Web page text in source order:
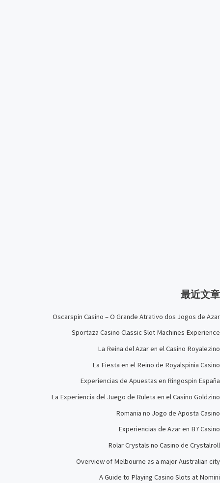
最近文章
Oscarspin Casino – O Grande Atrativo dos Jogos de Azar
Sportaza Casino Classic Slot Machines Experience
La Reina del Azar en el Casino Royalezino
La Fiesta en el Reino de Royalspinia Casino
Experiencias de Apuestas en Ringospin España
La Experiencia del Juego de Ruleta en el Casino Goldzino
Romania no Jogo de Aposta Casino
Experiencias de Azar en B7 Casino
Rolar Crystals no Casino de Crystalroll
Overview of Melbourne as a major Australian city
A Guide to Playing Casino Slots at Nomini